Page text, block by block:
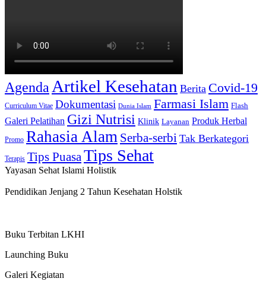
Agenda Artikel Kesehatan Berita Covid-19
Curriculum Vitae Dokumentasi Dunia Islam Farmasi Islam Flash
Galeri Pelatihan Gizi Nutrisi Klinik Layanan Produk Herbal
Promo Rahasia Alam Serba-serbi Tak Berkategori
Terapis Tips PuasaTips Sehat
Yayasan Sehat Islami Holistik
Pendidikan Jenjang 2 Tahun Kesehatan Holstik
Buku Terbitan LKHI
Launching Buku
Galeri Kegiatan